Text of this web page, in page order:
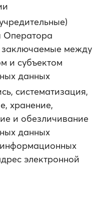
Оператора
между
и субъектом
данных
систематизация,
хранение,
и обезличивание
данных
электронной